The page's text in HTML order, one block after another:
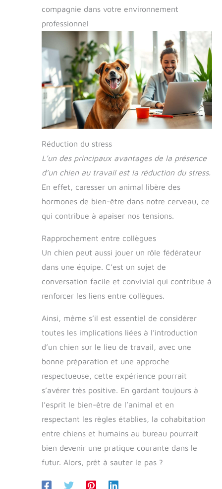
compagnie dans votre environnement
professionnel
Réduction du stress
L’un des principaux avantages de la présence
d’un chien au travail est la réduction du stress.
En effet, caresser un animal libère des
hormones de bien-être dans notre cerveau, ce
qui contribue à apaiser nos tensions.
Rapprochement entre collègues
Un chien peut aussi jouer un rôle fédérateur
dans une équipe. C’est un sujet de
conversation facile et convivial qui contribue à
renforcer les liens entre collègues.
Ainsi, même s’il est essentiel de considérer
toutes les implications liées à l’introduction
d’un chien sur le lieu de travail, avec une
bonne préparation et une approche
respectueuse, cette expérience pourrait
s’avérer très positive. En gardant toujours à
l’esprit le bien-être de l’animal et en
respectant les règles établies, la cohabitation
entre chiens et humains au bureau pourrait
bien devenir une pratique courante dans le
futur. Alors, prêt à sauter le pas ?